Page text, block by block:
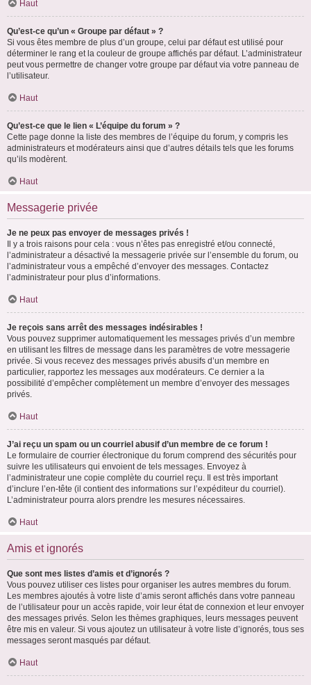
Haut
Qu’est-ce qu’un « Groupe par défaut » ?
Si vous êtes membre de plus d’un groupe, celui par défaut est utilisé pour
déterminer le rang et la couleur de groupe affichés par défaut. L’administrateur
peut vous permettre de changer votre groupe par défaut via votre panneau de
l’utilisateur.
Haut
Qu’est-ce que le lien « L’équipe du forum » ?
Cette page donne la liste des membres de l’équipe du forum, y compris les
administrateurs et modérateurs ainsi que d’autres détails tels que les forums
qu’ils modèrent.
Haut
Messagerie privée
Je ne peux pas envoyer de messages privés !
Il y a trois raisons pour cela : vous n’êtes pas enregistré et/ou connecté,
l’administrateur a désactivé la messagerie privée sur l’ensemble du forum, ou
l’administrateur vous a empêché d’envoyer des messages. Contactez
l’administrateur pour plus d’informations.
Haut
Je reçois sans arrêt des messages indésirables !
Vous pouvez supprimer automatiquement les messages privés d’un membre
en utilisant les filtres de message dans les paramètres de votre messagerie
privée. Si vous recevez des messages privés abusifs d’un membre en
particulier, rapportez les messages aux modérateurs. Ce dernier a la
possibilité d’empêcher complètement un membre d’envoyer des messages
privés.
Haut
J’ai reçu un spam ou un courriel abusif d’un membre de ce forum !
Le formulaire de courrier électronique du forum comprend des sécurités pour
suivre les utilisateurs qui envoient de tels messages. Envoyez à
l’administrateur une copie complète du courriel reçu. Il est très important
d’inclure l’en-tête (il contient des informations sur l’expéditeur du courriel).
L’administrateur pourra alors prendre les mesures nécessaires.
Haut
Amis et ignorés
Que sont mes listes d’amis et d’ignorés ?
Vous pouvez utiliser ces listes pour organiser les autres membres du forum.
Les membres ajoutés à votre liste d’amis seront affichés dans votre panneau
de l’utilisateur pour un accès rapide, voir leur état de connexion et leur envoyer
des messages privés. Selon les thèmes graphiques, leurs messages peuvent
être mis en valeur. Si vous ajoutez un utilisateur à votre liste d’ignorés, tous ses
messages seront masqués par défaut.
Haut